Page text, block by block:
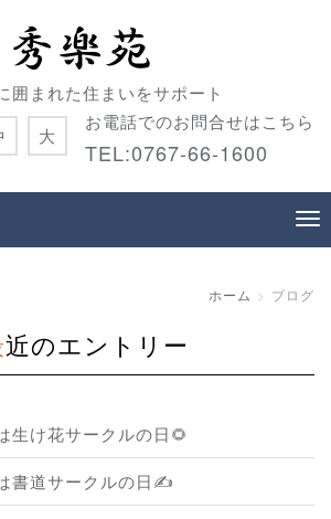
囲まれた住まいをサポート
お電話でのお問合せはこちら
TEL:0767-66-1600
大
ホーム ブログ
最近のエントリー
生け花サークルの日🌻
書道サークルの日✍️